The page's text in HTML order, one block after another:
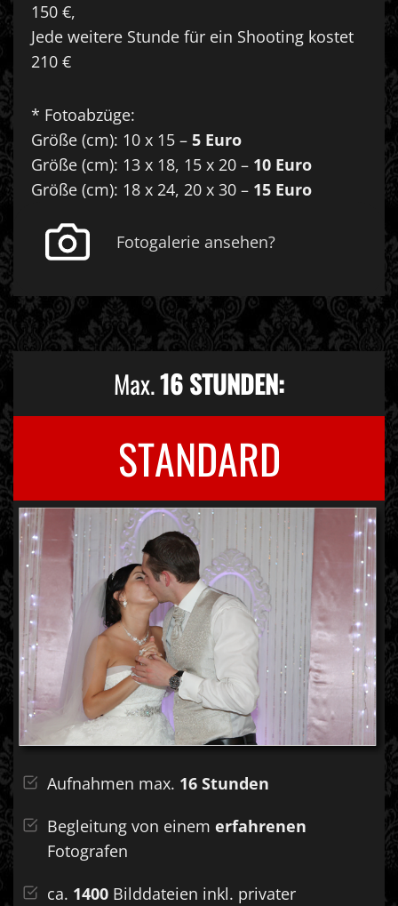
150 €,
Jede weitere Stunde für ein Shooting kostet
210 €
* Fotoabzüge:
Größe (cm): 10 x 15 – 5 Euro
Größe (cm): 13 x 18, 15 x 20 – 10 Euro
Größe (cm): 18 x 24, 20 x 30 – 15 Euro
Fotogalerie ansehen?
Max.16 STUNDEN:
STANDARD
Aufnahmen max. 16 Stunden
Begleitung von einem erfahrenen
Fotografen
ca. 1400 Bilddateien inkl. privater